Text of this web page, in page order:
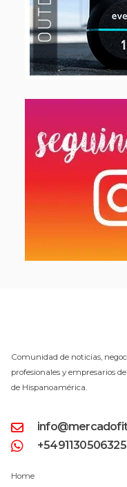
Comunidad de noticias,
profesionales y empresarios
de Hispanoamérica.
+5491130506325
Home